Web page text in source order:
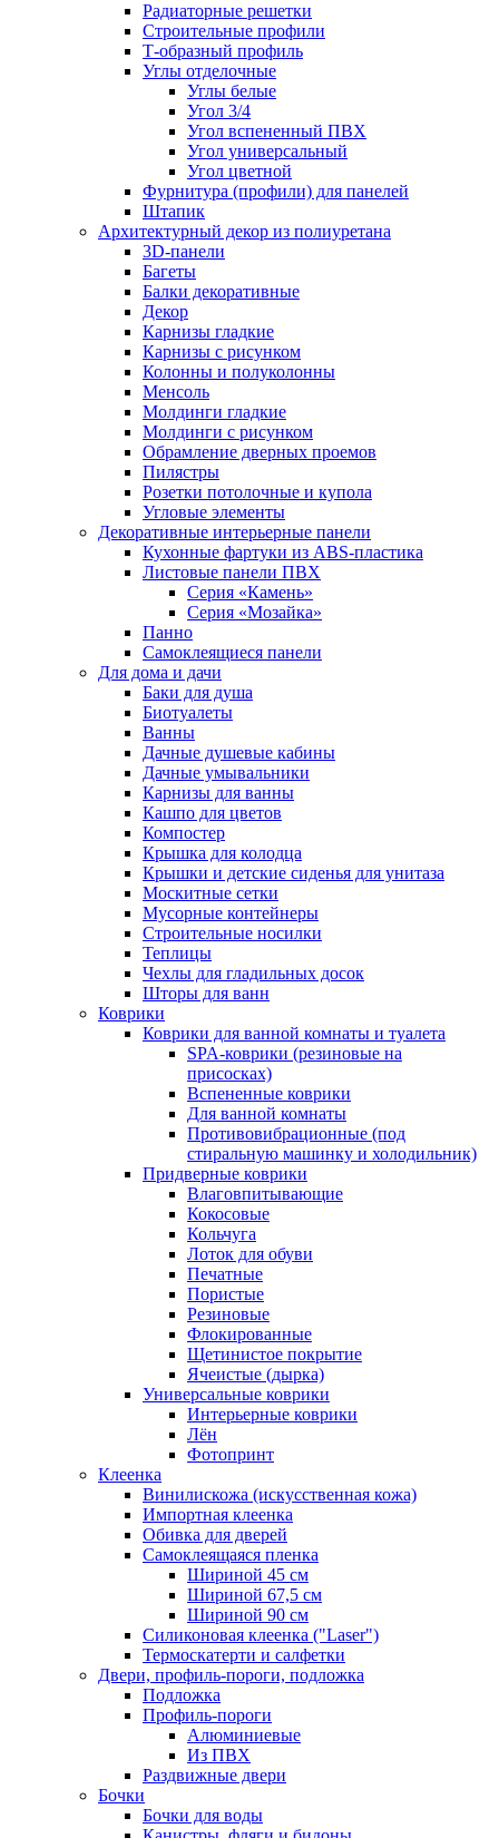
Радиаторные решетки
Строительные профили
Т-образный профиль
Углы отделочные
Углы белые
Угол 3/4
Угол вспененный ПВХ
Угол универсальный
Угол цветной
Фурнитура (профили) для панелей
Штапик
Архитектурный декор из полиуретана
3D-панели
Багеты
Балки декоративные
Декор
Карнизы гладкие
Карнизы с рисунком
Колонны и полуколонны
Менсоль
Молдинги гладкие
Молдинги с рисунком
Обрамление дверных проемов
Пилястры
Розетки потолочные и купола
Угловые элементы
Декоративные интерьерные панели
Кухонные фартуки из ABS-пластика
Листовые панели ПВХ
Серия «Камень»
Серия «Мозайка»
Панно
Самоклеящиеся панели
Для дома и дачи
Баки для душа
Биотуалеты
Ванны
Дачные душевые кабины
Дачные умывальники
Карнизы для ванны
Кашпо для цветов
Компостер
Крышка для колодца
Крышки и детские сиденья для унитаза
Москитные сетки
Мусорные контейнеры
Строительные носилки
Теплицы
Чехлы для гладильных досок
Шторы для ванн
Коврики
Коврики для ванной комнаты и туалета
SPA-коврики (резиновые на
присосках)
Вспененные коврики
Для ванной комнаты
Противовибрационные (под
стиральную машинку и холодильник)
Придверные коврики
Влаговпитывающие
Кокосовые
Кольчуга
Лоток для обуви
Печатные
Пористые
Резиновые
Флокированные
Щетинистое покрытие
Ячеистые (дырка)
Универсальные коврики
Интерьерные коврики
Лён
Фотопринт
Клеенка
Винилискожа (искусственная кожа)
Импортная клеенка
Обивка для дверей
Самоклеящаяся пленка
Шириной 45 см
Шириной 67,5 см
Шириной 90 см
Силиконовая клеенка ("Laser")
Термоскатерти и салфетки
Двери, профиль-пороги, подложка
Подложка
Профиль-пороги
Алюминиевые
Из ПВХ
Раздвижные двери
Бочки
Бочки для воды